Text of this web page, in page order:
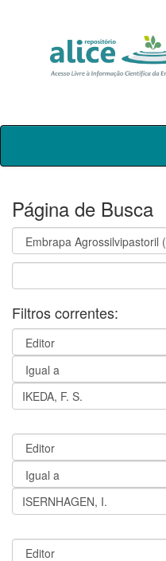
Skip
Página de Busca
Filtros correntes: